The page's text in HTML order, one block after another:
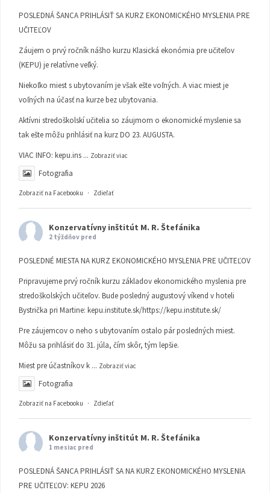
POSLEDNÁ ŠANCA PRIHLÁSIŤ SA KURZ EKONOMICKÉHO MYSLENIA PRE
UČITEĽOV
Záujem o prvý ročník nášho kurzu Klasická ekonómia pre učiteľov
(KEPU) je relatívne veľký.
Niekoľko miest s ubytovaním je však ešte voľných. A viac miest je
voľných na účasť na kurze bez ubytovania.
Aktívni stredoškolskí učitelia so záujmom o ekonomické myslenie sa
tak ešte môžu prihlásiť na kurz DO 23. AUGUSTA.
VIAC INFO: kepu.ins ... Zobraziť viac
Fotografia
Zobraziť na Facebooku · Zdieľať
Konzervatívny inštitút M. R. Štefánika
2 týždňov pred
POSLEDNÉ MIESTA NA KURZ EKONOMICKÉHO MYSLENIA PRE UČITEĽOV
Pripravujeme prvý ročník kurzu základov ekonomického myslenia pre
stredoškolských učiteľov. Bude posledný augustový víkend v hoteli
Bystrička pri Martine: kepu.institute.sk/https://kepu.institute.sk/
Pre záujemcov o neho s ubytovaním ostalo pár posledných miest.
Môžu sa prihlásiť do 31. júla, čím skôr, tým lepšie.
Miest pre účastníkov k ... Zobraziť viac
Fotografia
Zobraziť na Facebooku · Zdieľať
Konzervatívny inštitút M. R. Štefánika
1 mesiac pred
POSLEDNÁ ŠANCA PRIHLÁSIŤ SA NA KURZ EKONOMICKÉHO MYSLENIA
PRE UČITEĽOV: KEPU 2026